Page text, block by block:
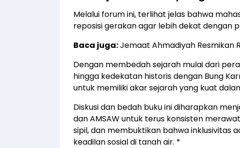
Melalui forum ini, terlihat jelas bahwa
reposisi gerakan agar lebih dekat dengan
Baca juga:Jemaat Ahmadiyah Resmikan
Dengan membedah sejarah mulai dari
hingga kedekatan historis dengan Bung
untuk memiliki akar sejarah yang kuat
Diskusi dan bedah buku ini diharapkan
dan AMSAW untuk terus konsisten
sipil, dan membuktikan bahwa inklusivitas
keadilan sosial di tanah air. *